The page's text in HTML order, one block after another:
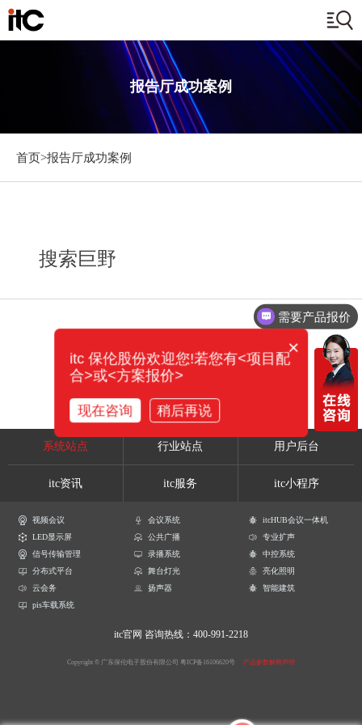
报告厅成功案例
首页>报告厅成功案例
搜索巨野
系统站点 行业站点 用户后台
itc资讯 itc服务 itc小程序
视频会议 会议系统
itcHUB会议一体机
LED显示屏
公共广播
专业扩声
信号传输管理
录播系统
中控系统
分布式平台
舞台灯光
亮化照明
云会务
扬声器
智能建筑
pis车载系统
itc官网 咨询热线：400-991-2218
Copyright © 广东保伦电子股份有限公司 粤ICP备16106620号 产品参数解释声明
需要产品报价
×
itc 保伦股份欢迎您!若您有<项目配
合>或<方案报价>
现在咨询 稍后再说